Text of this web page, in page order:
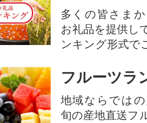
多くの皆さま
お礼品を提供し
ンキング形式で
フルーツラ
地域ならでは
旬の産地直送フ